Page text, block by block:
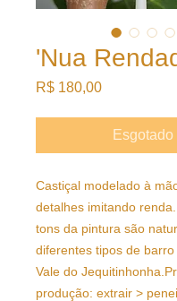
'Nua
R$ 180,00Preço
Esgotado
Castiçal modelado à
detalhes imitando
tons da pintura são
diferentes tipos de
Vale do
produção: extrair >